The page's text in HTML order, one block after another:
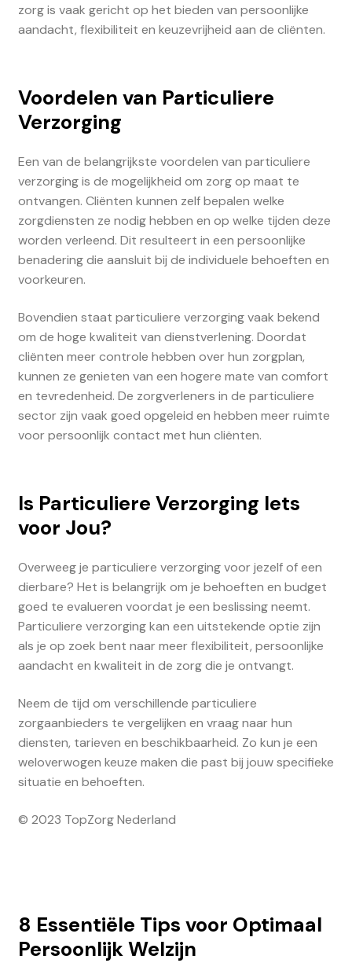
zorg is vaak gericht op het bieden van persoonlijke
aandacht, flexibiliteit en keuzevrijheid aan de cliënten.
Voordelen van Particuliere
Verzorging
Een van de belangrijkste voordelen van particuliere
verzorging is de mogelijkheid om zorg op maat te
ontvangen. Cliënten kunnen zelf bepalen welke
zorgdiensten ze nodig hebben en op welke tijden deze
worden verleend. Dit resulteert in een persoonlijke
benadering die aansluit bij de individuele behoeften en
voorkeuren.
Bovendien staat particuliere verzorging vaak bekend
om de hoge kwaliteit van dienstverlening. Doordat
cliënten meer controle hebben over hun zorgplan,
kunnen ze genieten van een hogere mate van comfort
en tevredenheid. De zorgverleners in de particuliere
sector zijn vaak goed opgeleid en hebben meer ruimte
voor persoonlijk contact met hun cliënten.
Is Particuliere Verzorging Iets
voor Jou?
Overweeg je particuliere verzorging voor jezelf of een
dierbare? Het is belangrijk om je behoeften en budget
goed te evalueren voordat je een beslissing neemt.
Particuliere verzorging kan een uitstekende optie zijn
als je op zoek bent naar meer flexibiliteit, persoonlijke
aandacht en kwaliteit in de zorg die je ontvangt.
Neem de tijd om verschillende particuliere
zorgaanbieders te vergelijken en vraag naar hun
diensten, tarieven en beschikbaarheid. Zo kun je een
weloverwogen keuze maken die past bij jouw specifieke
situatie en behoeften.
© 2023 TopZorg Nederland
8 Essentiële Tips voor Optimaal
Persoonlijk Welzijn